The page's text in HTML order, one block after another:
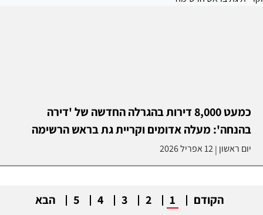
כמעט 8,000 דירות בהגרלה החדשה של 'דירה
בהנחה': מעלה אדומים וקריית גת בראש הרשימה
יום ראשון |12 אפריל 2026
הקודם 1
2
3
4
5 הבא